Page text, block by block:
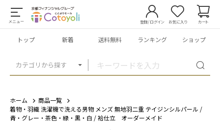
メニュー
カテゴリから探す
登録/ログイン お気に入り カート
トップ 新着 送料無料 ランキング ショップ
ホーム
商品一覧
着物・羽織 洗濯機で洗える男物 メンズ 無地羽二重 テイジンシルパール /
青・グレー・茶色・緑・黒・白 / 袷仕立 オーダーメイド